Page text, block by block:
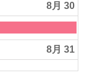
8月 30
8月 31